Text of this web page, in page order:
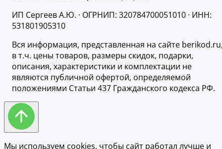
ИП Сергеев А.Ю. · ОГРНИП: 320784700051010 · ИНН:
531801905310
Вся информация, представленная на сайте
в т.ч. цены товаров, размеры скидок, подарки,
описания, характеристики и комплектации не
являются публичной офертой, определяемой
положениями Статьи 437 Гражданского кодекса РФ.
Мы используем cookies, чтобы сайт работал лучше и